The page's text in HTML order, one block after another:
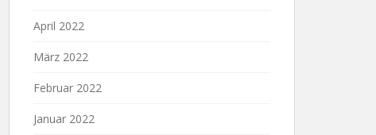
April 2022
März 2022
Februar 2022
Januar 2022